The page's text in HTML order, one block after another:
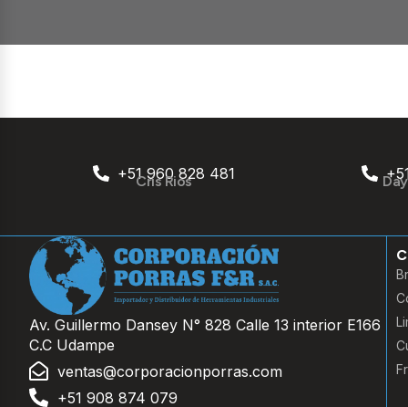
+51 960 828 481
Cris Rios
Av. Guillermo Dansey N° 828 Calle 13 interior E166
C.C Udampe
ventas@corporacionporras.com
+51 908 874 079